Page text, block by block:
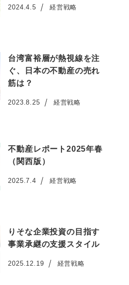
投稿日
2024.4.5 経営戦略
台湾富裕層が熱視線を注
ぐ、日本の不動産の売れ
筋は？
投稿日
2023.8.25 経営戦略
不動産レポート2025年春
（関西版）
投稿日
2025.7.4 経営戦略
りそな企業投資の目指す
事業承継の支援スタイル
投稿日
2025.12.19 経営戦略